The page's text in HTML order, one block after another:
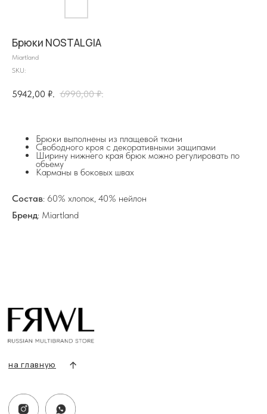
Брюки NOSTALGIA
Miartland
SKU:
5942,00 ₽. 6990,00 ₽.
Брюки выполнены из плащевой ткани
Свободного кроя с декоративными защипами
Ширину нижнего края брюк можно регулировать по
обьему
Карманы в боковых швах
Состав: 60% хлопок, 40% нейлон
Бренд: Miartland
Разделы сайта
Оплата и доставка
Контакты, реквизиты
г. Казань, ул. Кремлевская, 2а ПН-ВС с 11:00 до 20:00
ПН-ВС с 10:00 до 22:00
info@frwl.store